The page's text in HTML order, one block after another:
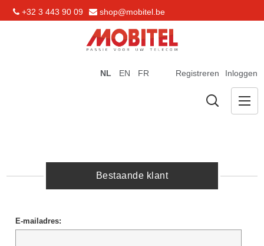
+32 3 443 90 09 shop@mobitel.be
Registreren Inloggen
NL EN FR
Bestaande klant
E-mailadres: